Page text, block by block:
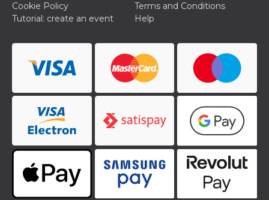
Cookie Policy
Terms and Conditions
Tutorial: create an event
Help